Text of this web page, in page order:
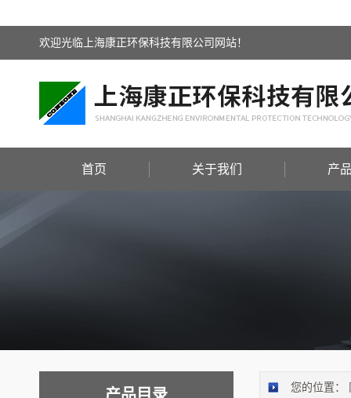
欢迎光临上海康正环保科技有限公司网站！
首页 关于我们 产
您的位置：